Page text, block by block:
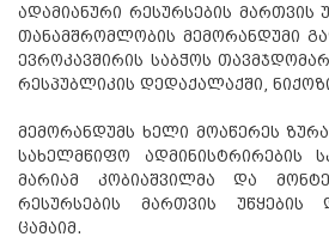
ადამიანური რესურსების მართვის
თანამშრომლობის მემორანდუმი
ევროკავშირის საბჭოს
რესპუბლიკის დედაქალაქში,
მემორანდუმს ხელი მოაწერეს
სახელმწიფო ადმინისტრირების
მარიამ კობიაშვილმა და
რესურსების მართვის უწყების
ცამაიმ.